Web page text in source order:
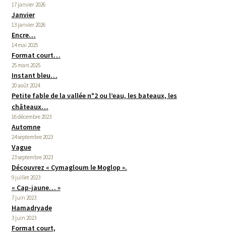
17 janvier 2026
Janvier
13 janvier 2026
Encre…
14 mai 2025
Format court…
25 mars 2025
Instant bleu…
20 août 2024
Petite fable de la vallée n°2 ou l’eau, les bateaux, les
châteaux…
16 décembre 2023
Automne
24 septembre 2023
Vague
23 septembre 2023
Découvrez « Cymagloum le Moglop ».
9 juillet 2023
« Cap-jaune… »
7 juin 2023
Hamadryade
3 juin 2023
Format court,